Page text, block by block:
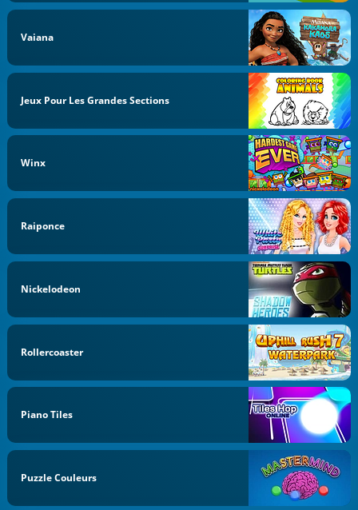
Vaiana
Jeux Pour Les Grandes Sections
Winx
Raiponce
Nickelodeon
Rollercoaster
Piano Tiles
Puzzle Couleurs